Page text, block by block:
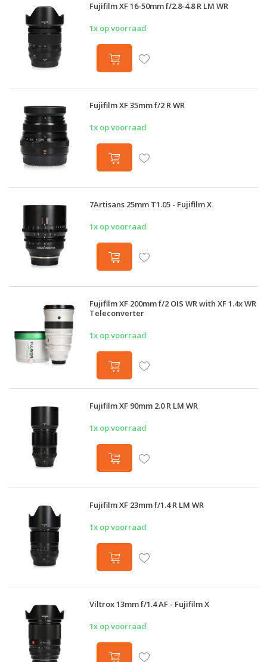
Fujifilm XF 16-50mm f/2.8-4.8 R LM WR
1x op voorraad
Fujifilm XF 35mm f/2 R WR
1x op voorraad
7Artisans 25mm T1.05 - Fujifilm X
1x op voorraad
Fujifilm XF 200mm f/2 OIS WR with XF 1.4x WR
Teleconverter
1x op voorraad
Fujifilm XF 90mm 2.0 R LM WR
1x op voorraad
Fujifilm XF 23mm f/1.4 R LM WR
1x op voorraad
Viltrox 13mm f/1.4 AF - Fujifilm X
1x op voorraad